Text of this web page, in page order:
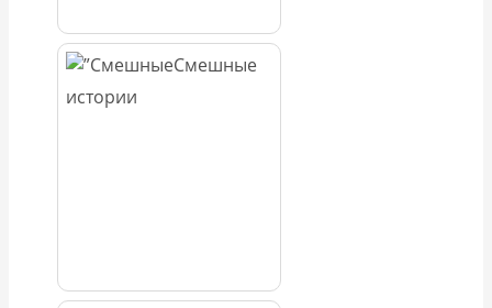
Смешные
истории